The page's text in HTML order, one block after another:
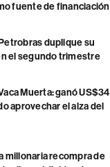
fuente de financiación
duplique su
el segundo trimestre
Muerta: ganó US$34
aprovechar el alza del
millonaria recompra de